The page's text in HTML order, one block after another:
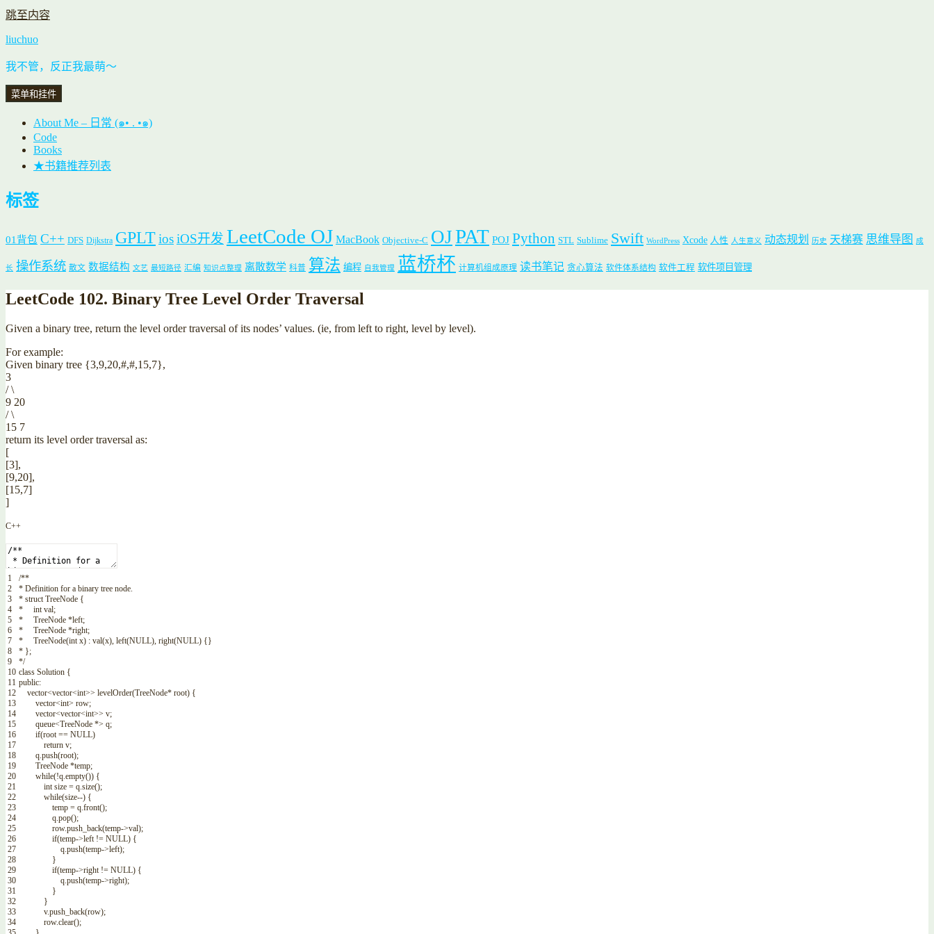
跳至内容
liuchuo
我不管，反正我最萌～
菜单和挂件
About Me – 日常 (๑• . •๑)
Code
Books
★书籍推荐列表
标签
01背包 C++ DFS Dijkstra GPLTiosiOS开发 LeetCode OJ MacBook Objective-C OJPAT POJ Python STL Sublime Swift WordPress Xcode 人性 人生意义 动态规划 历史 天梯赛 思维导图 成
长 操作系统 散文 数据结构 文艺 最短路径 汇编 知识点整理 离散数学 科普 算法 编程 自我管理 蓝桥杯 计算机组成原理 读书笔记 贪心算法 软件体系结构 软件工程 软件项目管理
LeetCode 102. Binary Tree Level Order Traversal
Given a binary tree, return the level order traversal of its nodes’ values. (ie, from left to right, level by level).
For example:
Given binary tree {3,9,20,#,#,15,7},
3
/ \
9 20
/ \
15 7
return its level order traversal as:
[
[3],
[9,20],
[15,7]
]
C++
1
2
3
4
5
6
7
8
9
10
11
12
13
14
15
16
17
18
19
20
21
22
23
24
25
26
27
28
29
30
31
32
33
34
/**
* Definition for a binary tree node.
* struct TreeNode {
* int val;
* TreeNode *left;
* TreeNode *right;
* TreeNode(int x) : val(x), left(NULL), right(NULL) {}
* };
*/
class Solution {
public:
vector<vector<int>> levelOrder(TreeNode* root) {
vector<int> row;
vector<vector<int>> v;
queue<TreeNode *> q;
if(root == NULL)
return v;
q.push(root);
TreeNode *temp;
while(!q.empty()) {
int size = q.size();
while(size--) {
temp = q.front();
q.pop();
row.push_back(temp->val);
if(temp->left != NULL) {
q.push(temp->left);
}
if(temp->right != NULL) {
q.push(temp->right);
}
}
v.push_back(row);
row.clear();